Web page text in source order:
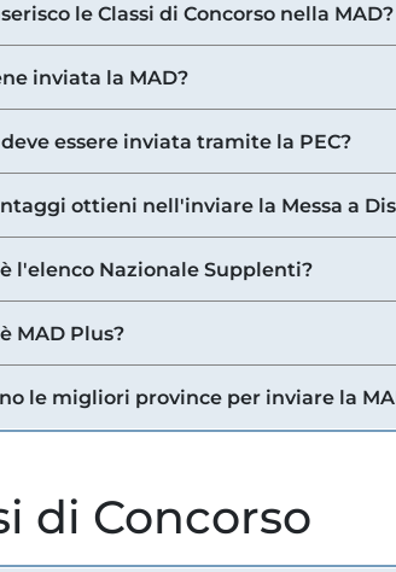
le Classi di Concorso nella MAD?
inviata la MAD?
essere inviata tramite la PEC?
ottieni nell'inviare la Messa a
l'elenco Nazionale Supplenti?
MAD Plus?
le migliori province per inviare la
di Concorso